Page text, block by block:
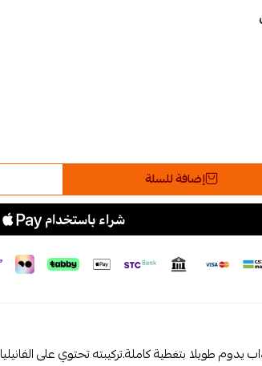
إضافة للسلة
بتغطية كاملة.تركيبته تحتوي على الفانيليا